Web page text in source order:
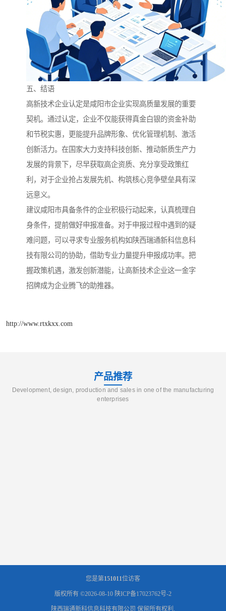
五、结语
高新技术企业认定是咸阳市企业实现高质量发展的重要
契机。通过认定，企业不仅能获得真金白银的资金补助
和节税实惠，更能提升品牌形象、优化管理机制、激活
创新活力。在国家大力支持科技创新、推动新质生产力
发展的背景下，尽早获取高企资质、充分享受政策红
利，对于企业抢占发展先机、构筑核心竞争壁垒具有深
远意义。
建议咸阳市具备条件的企业积极行动起来，认真梳理自
身条件，提前做好申报准备。对于申报过程中遇到的疑
难问题，可以寻求专业服务机构如陕西瑞通新科信息科
技有限公司的协助，借助专业力量提升申报成功率。把
握政策机遇，激发创新潜能，让高新技术企业这一金字
招牌成为企业腾飞的助推器。
http://www.rtxkxx.com
产品推荐
Development, design, production and sales in one of the manufacturing
enterprises
您是第151011位访客
版权所有 ©2026-08-10 陕ICP备17023762号-2
陕西瑞通新科信息科技有限公司 保留所有权利.